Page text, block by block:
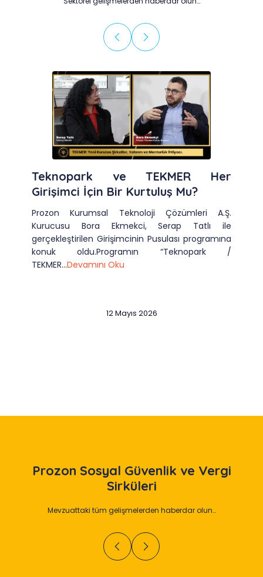
Teknopark ve TEKMER Her
Girişimci İçin Bir Kurtuluş Mu?
Prozon Kurumsal Teknoloji Çözümleri A.Ş.
Kurucusu Bora Ekmekci, Serap Tatlı ile
gerçekleştirilen Girişimcinin Pusulası programına
konuk oldu.Programın “Teknopark /
TEKMER...Devamını Oku
12 Mayıs 2026
Prozon Sosyal Güvenlik ve Vergi
Sirküleri
Mevzuattaki tüm gelişmelerden haberdar olun…